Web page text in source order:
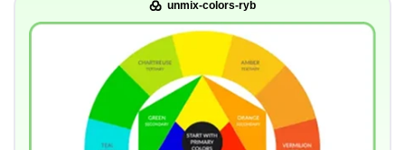
unmix-colors-ryb